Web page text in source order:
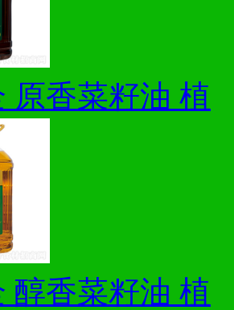
原香菜籽油 植
醇香菜籽油 植